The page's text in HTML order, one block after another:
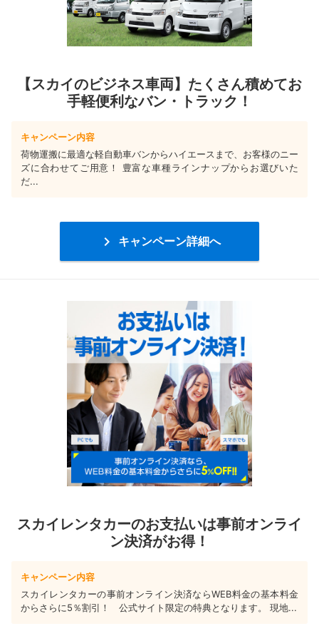
【スカイのビジネス車両】たくさん積めてお
手軽便利なバン・トラック！
キャンペーン内容
荷物運搬に最適な軽自動車バンからハイエースまで、お客様のニー
ズに合わせてご用意！ 豊富な車種ラインナップからお選びいた
だ...
 キャンペーン詳細へ
スカイレンタカーのお支払いは事前オンライ
ン決済がお得！
キャンペーン内容
スカイレンタカーの事前オンライン決済ならWEB料金の基本料金
からさらに5％割引！ 公式サイト限定の特典となります。 現地...